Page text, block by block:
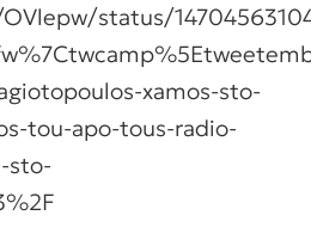
status/
xamos-sto-
tou-apo-tous-radio-
sto-